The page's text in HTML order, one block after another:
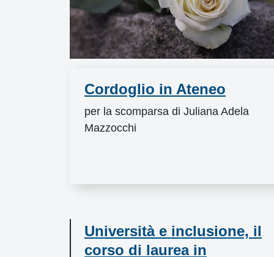
Cordoglio in Ateneo
per la scomparsa di Juliana Adela
Mazzocchi
Università e inclusione, il
corso di laurea in